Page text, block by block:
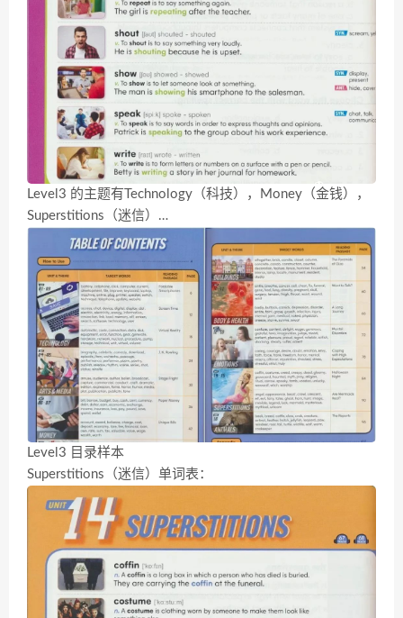
Level3 的主题有Technology（科技），Money（金钱），
Superstitions（迷信）…
Level3 目录样本
Superstitions（迷信）单词表：